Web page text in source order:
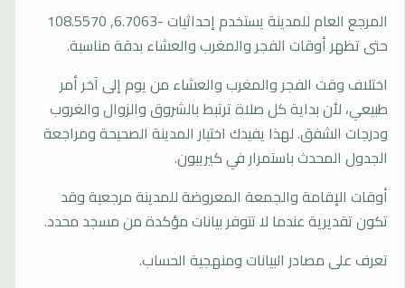
المرجع العام للمدينة يستخدم إحداثيات -6.7063, 108.5570
حتى تظهر أوقات الفجر والمغرب والعشاء بدقة مناسبة.
اختلاف وقت الفجر والمغرب والعشاء من يوم إلى آخر أمر
طبيعي، لأن بداية كل صلاة ترتبط بالشروق والزوال والغروب
ودرجات الشفق. لهذا يفيدك اختيار المدينة الصحيحة ومراجعة
الجدول المحدث باستمرار في كيريبون.
أوقات الإقامة والجمعة المعروضة للمدينة مرجعية وقد
تكون تقديرية عندما لا تتوفر بيانات مؤكدة من مسجد محدد.
تعرف على مصادر البيانات ومنهجية الحساب.